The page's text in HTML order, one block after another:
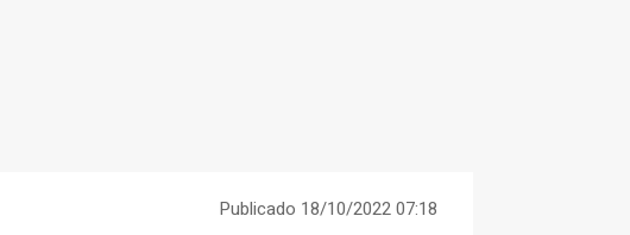
Publicado 18/10/2022 07:18